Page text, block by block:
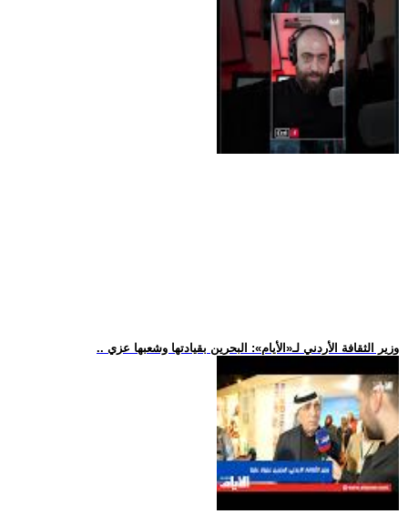
.. وزير الثقافة الأردني لـ«الأيام»: البحرين بقيادتها وشعبها عزي